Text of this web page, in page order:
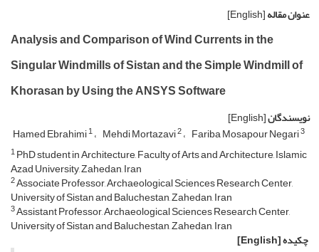
عنوان مقاله[English]
Analysis and Comparison of Wind Currents in the
Singular Windmills of Sistan and the Simple Windmill of
Khorasan by Using the ANSYS Software
نویسندگان[English]
Hamed Ebrahimi1 Mehdi Mortazavi2 Fariba Mosapour Negari3
1PhD student in Architecture, Faculty of Arts and Architecture, Islamic
Azad University, Zahedan, Iran
2Associate Professor, Archaeological Sciences Research Center,
University of Sistan and Baluchestan, Zahedan, Iran
3Assistant Professor, Archaeological Sciences Research Center,
University of Sistan and Baluchestan, Zahedan, Iran
چکیده[English]